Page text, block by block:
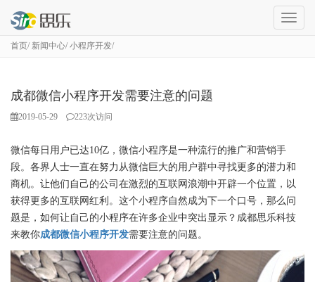
成
首页 新闻中心 小程序开发
成都微信小程序开发需要注意的问题
2019-05-29 223次访问
微信每日用户已达10亿，微信小程序是一种流行的推广和营销手
段。各界人士一直在努力从微信巨大的用户群中寻找更多的潜力和
商机。让他们自己的公司在激烈的互联网浪潮中开辟一个位置，以
获得更多的互联网红利。这个小程序自然成为下一个口号，那么问
题是，如何让自己的小程序在许多企业中突出显示？成都思乐科技
来教你成都微信小程序开发需要注意的问题。